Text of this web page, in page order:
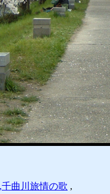
曲川旅情の歌 ,